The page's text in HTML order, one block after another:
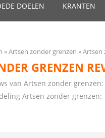
DOELEN KRANTEN
Artsen zonder grenzen Artsen
GRENZEN
van Artsen zonder grenzen:
Artsen zonder grenzen: